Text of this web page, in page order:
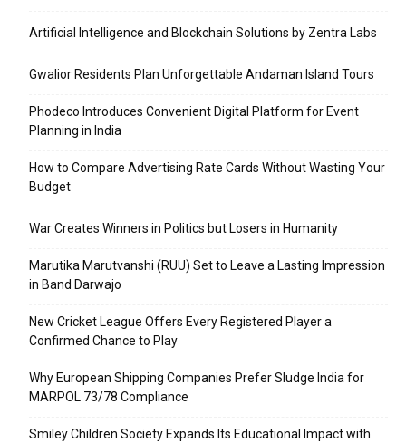
Artificial Intelligence and Blockchain Solutions by Zentra Labs
Gwalior Residents Plan Unforgettable Andaman Island Tours
Phodeco Introduces Convenient Digital Platform for Event
Planning in India
How to Compare Advertising Rate Cards Without Wasting Your
Budget
War Creates Winners in Politics but Losers in Humanity
Marutika Marutvanshi (RUU) Set to Leave a Lasting Impression
in Band Darwajo
New Cricket League Offers Every Registered Player a
Confirmed Chance to Play
Why European Shipping Companies Prefer Sludge India for
MARPOL 73/78 Compliance
Smiley Children Society Expands Its Educational Impact with